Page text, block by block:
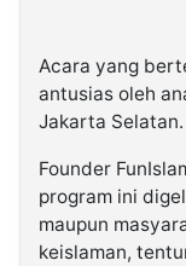
Acara yang
antusias oleh
Jakarta Selatan.
Founder
program ini
maupun
keislaman,